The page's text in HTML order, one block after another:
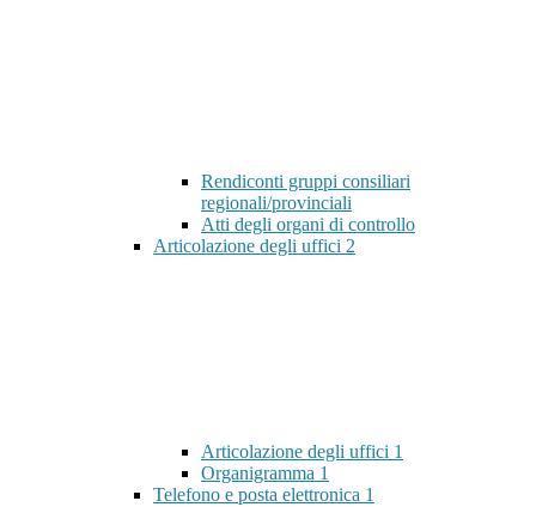
Rendiconti gruppi consiliari
regionali/provinciali
Atti degli organi di controllo
Articolazione degli uffici 2
Articolazione degli uffici 1
Organigramma 1
Telefono e posta elettronica 1